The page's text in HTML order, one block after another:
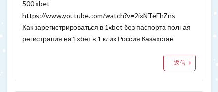
500 xbet
https://www.youtube.com/watch?v=2ixNTeFhZns
Как зарегистрироваться в 1xbet без паспорта полная
регистрация на 1хбет в 1 клик Россия Казахстан
返信